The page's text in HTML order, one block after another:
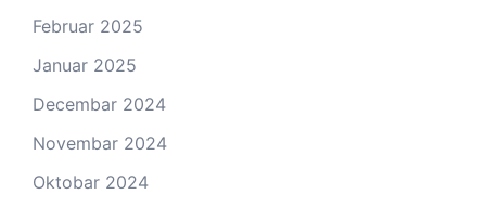
Februar 2025
Januar 2025
Decembar 2024
Novembar 2024
Oktobar 2024